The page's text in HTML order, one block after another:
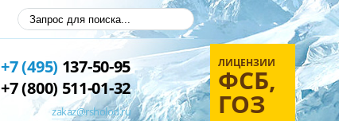
+7 (495) 137-50-95
+7 (800) 511-01-32
zakaz@rsholod.ru
ЛИЦЕНЗИИ
ФСБ,
ГОЗ